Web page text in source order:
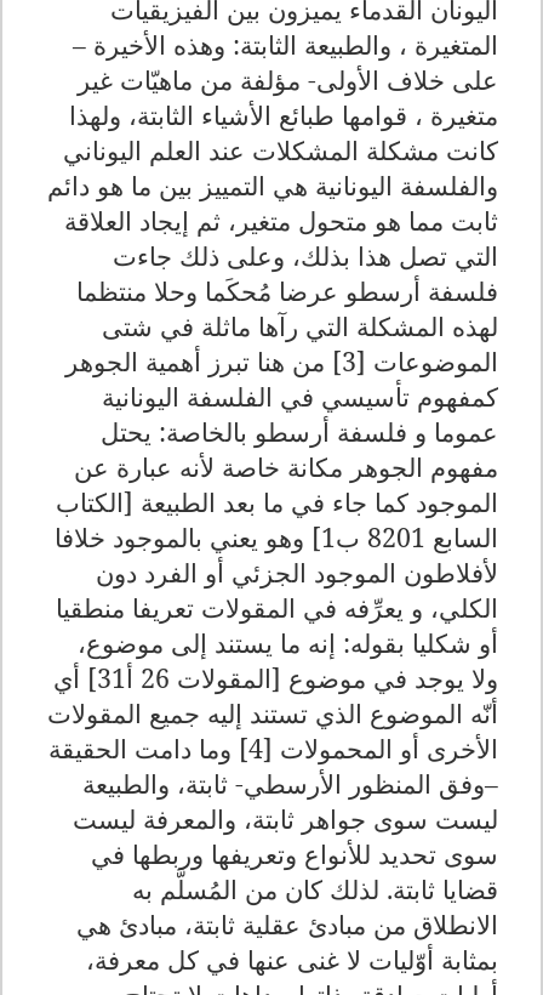
اليونان القدماء يميزون بين الفيزيقيات
المتغيرة ، والطبيعة الثابتة: وهذه الأخيرة –
على خلاف الأولى- مؤلفة من ماهيّات غير
متغيرة ، قوامها طبائع الأشياء الثابتة، ولهذا
كانت مشكلة المشكلات عند العلم اليوناني
والفلسفة اليونانية هي التمييز بين ما هو دائم
ثابت مما هو متحول متغير، ثم إيجاد العلاقة
التي تصل هذا بذلك، وعلى ذلك جاءت
فلسفة أرسطو عرضا مُحكَما وحلا منتظما
لهذه المشكلة التي رآها ماثلة في شتى
الموضوعات [3] من هنا تبرز أهمية الجوهر
كمفهوم تأسيسي في الفلسفة اليونانية
عموما و فلسفة أرسطو بالخاصة: يحتل
مفهوم الجوهر مكانة خاصة لأنه عبارة عن
الموجود كما جاء في ما بعد الطبيعة [الكتاب
السابع 8201 ب1] وهو يعني بالموجود خلافا
لأفلاطون الموجود الجزئي أو الفرد دون
الكلي، و يعرِّفه في المقولات تعريفا منطقيا
أو شكليا بقوله: إنه ما يستند إلى موضوع،
ولا يوجد في موضوع [المقولات 26 أ31] أي
أنّه الموضوع الذي تستند إليه جميع المقولات
الأخرى أو المحمولات [4] وما دامت الحقيقة
–وفق المنظور الأرسطي- ثابتة، والطبيعة
ليست سوى جواهر ثابتة، والمعرفة ليست
سوى تحديد للأنواع وتعريفها وربطها في
قضايا ثابتة. لذلك كان من المُسلَّم به
الانطلاق من مبادئ عقلية ثابتة، مبادئ هي
بمثابة أوّليات لا غنى عنها في كل معرفة،